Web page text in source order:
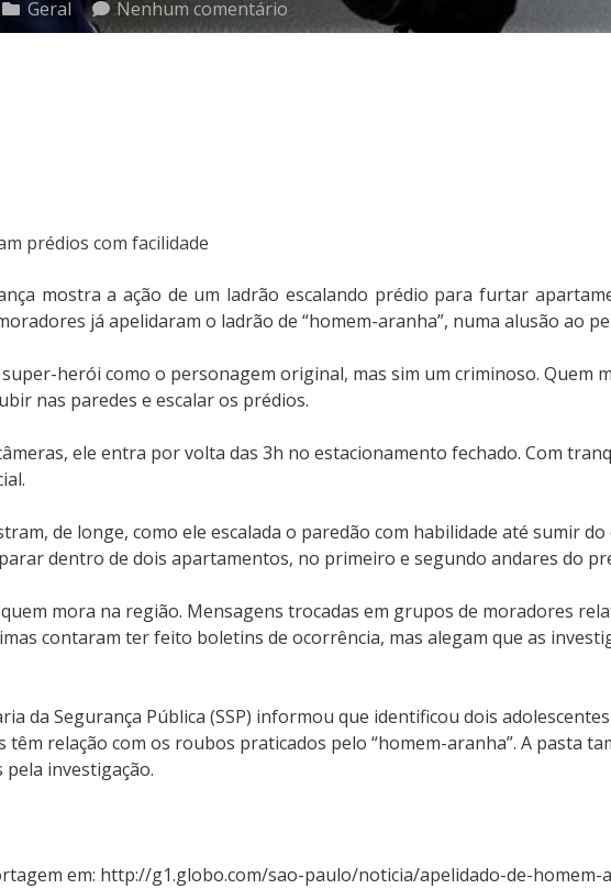
Geral Nenhum comentário
prédios com facilidade
mostra a ação de um ladrão escalando prédio para furtar
já apelidaram o ladrão de “homem-aranha”, numa alusão ao
herói como o personagem original, mas sim um criminoso. Quem
nas paredes e escalar os prédios.
ele entra por volta das 3h no estacionamento fechado. Com
de longe, como ele escalada o paredão com habilidade até sumir
dentro de dois apartamentos, no primeiro e segundo andares do
mora na região. Mensagens trocadas em grupos de moradores
contaram ter feito boletins de ocorrência, mas alegam que as
da Segurança Pública (SSP) informou que identificou dois
têm relação com os roubos praticados pelo “homem-aranha”. A pasta
investigação.
em: http://g1.globo.com/sao-paulo/noticia/apelidado-de-